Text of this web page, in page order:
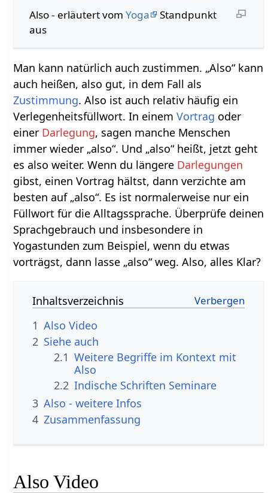
Also‏‎ - erläutert vom Yoga
Standpunkt
aus
Man kann natürlich auch zustimmen. „Also“ kann
auch heißen, also gut, in dem Fall als
Zustimmung. Also ist auch relativ häufig ein
Verlegenheitsfüllwort. In einemVortrag oder
einer Darlegung, sagen manche Menschen
immer wieder „also“. Und „also“ heißt, jetzt geht
es also weiter. Wenn du längere Darlegungen
gibst, einen Vortrag hältst, dann verzichte am
besten auf „also“. Es ist normalerweise nur ein
Füllwort für die Alltagssprache. Überprüfe deinen
Sprachgebrauch und insbesondere in
Yogastunden zum Beispiel, wenn du etwas
vorträgst, dann lasse „also“ weg. Also, alles Klar?
Inhaltsverzeichnis
1
Also‏‎ Video
2 Siehe auch
2.1 Weitere Begriffe im Kontext mit
2.2 Indische Schriften Seminare
3
Also‏‎ - weitere Infos
4 Zusammenfassung
Also‏‎ Video